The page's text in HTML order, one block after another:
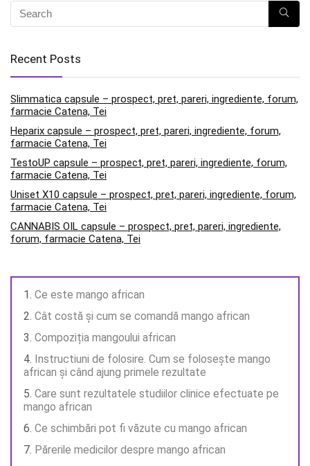
Recent Posts
Slimmatica capsule – prospect, pret, pareri, ingrediente, forum,
farmacie Catena, Tei
Heparix capsule – prospect, pret, pareri, ingrediente, forum,
farmacie Catena, Tei
TestoUP capsule – prospect, pret, pareri, ingrediente, forum,
farmacie Catena, Tei
Uniset X10 capsule – prospect, pret, pareri, ingrediente, forum,
farmacie Catena, Tei
CANNABIS OIL capsule – prospect, pret, pareri, ingrediente,
forum, farmacie Catena, Tei
Ce este mango african
Cât costă și cum se comandă mango african
Compoziția mangoului african
Instructiuni de folosire. Cum se folosește mango
african și când ajung primele rezultate
Care sunt rezultatele studiilor clinice efectuate pe
mango african
Ce schimbări pot fi văzute cu mango african
Părerile medicilor despre mango african